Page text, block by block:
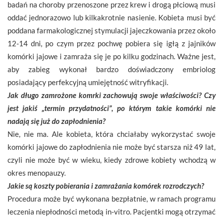
badań na choroby przenoszone przez krew i drogą płciową musi
oddać jednorazowo lub kilkakrotnie nasienie. Kobieta musi być
poddana farmakologicznej stymulacji jajeczkowania przez około
12-14 dni, po czym przez pochwę pobiera się igłą z jajników
komórki jajowe i zamraża się je po kilku godzinach. Ważne jest,
aby zabieg wykonał bardzo doświadczony embriolog
posiadający perfekcyjną umiejętność witryfikacji.
Jak długo zamrożone komrki zachowują swoje właściwości? Czy
jest jakiś „termin przydatności”, po którym takie komórki nie
nadają się już do zapłodnienia?
Nie, nie ma. Ale kobieta, która chciałaby wykorzystać swoje
komórki jajowe do zapłodnienia nie może być starsza niż 49 lat,
czyli nie może być w wieku, kiedy zdrowe kobiety wchodzą w
okres menopauzy.
Jakie są koszty pobierania i zamrażania komórek rozrodczych?
Procedura może być wykonana bezpłatnie, w ramach programu
leczenia niepłodności metodą in-vitro. Pacjentki mogą otrzymać